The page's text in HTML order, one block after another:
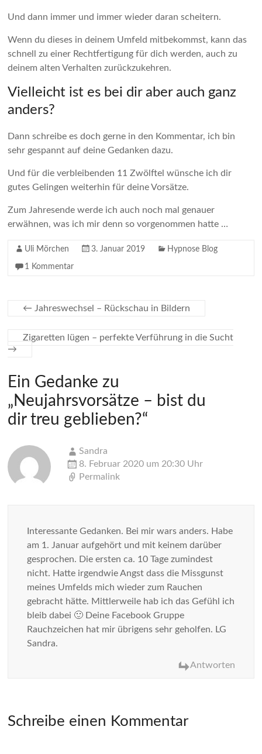
Und dann immer und immer wieder daran scheitern.
Wenn du dieses in deinem Umfeld mitbekommst, kann das
schnell zu einer Rechtfertigung für dich werden, auch zu
deinem alten Verhalten zurückzukehren.
Vielleicht ist es bei dir aber auch ganz
anders?
Dann schreibe es doch gerne in den Kommentar, ich bin
sehr gespannt auf deine Gedanken dazu.
Und für die verbleibenden 11 Zwölftel wünsche ich dir
gutes Gelingen weiterhin für deine Vorsätze.
Zum Jahresende werde ich auch noch mal genauer
erwähnen, was ich mir denn so vorgenommen hatte …
Uli Mörchen 3. Januar 2019 Hypnose Blog
1 Kommentar
← Jahreswechsel – Rückschau in Bildern
Zigaretten lügen – perfekte Verführung in die Sucht
→
Ein Gedanke zu
„ Neujahrsvorsätze – bist du
dir treu geblieben?“
Sandra
8. Februar 2020 um 20:30 Uhr
Permalink
Interessante Gedanken. Bei mir wars anders. Habe
am 1. Januar aufgehört und mit keinem darüber
gesprochen. Die ersten ca. 10 Tage zumindest
nicht. Hatte irgendwie Angst dass die Missgunst
meines Umfelds mich wieder zum Rauchen
gebracht hätte. Mittlerweile hab ich das Gefühl ich
bleib dabei 🙂 Deine Facebook Gruppe
Rauchzeichen hat mir übrigens sehr geholfen. LG
Sandra.
Antworten
Schreibe einen Kommentar